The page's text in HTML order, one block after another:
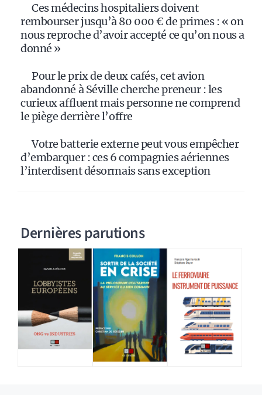
Ces médecins hospitaliers doivent
rembourser jusqu’à 80 000 € de primes : « on
nous reproche d’avoir accepté ce qu’on nous a
donné »
Pour le prix de deux cafés, cet avion
abandonné à Séville cherche preneur : les
curieux affluent mais personne ne comprend
le piège derrière l’offre
Votre batterie externe peut vous empêcher
d’embarquer : ces 6 compagnies aériennes
l’interdisent désormais sans exception
Dernières parutions